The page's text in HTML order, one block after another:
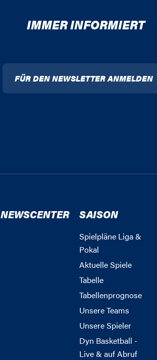
IMMER INFORMIERT
FÜR DEN NEWSLETTER ANMELDEN
NEWSCENTER SAISON
Spielpläne Liga &
Pokal
Aktuelle Spiele
Tabelle
Tabellenprognose
Unsere Teams
Unsere Spieler
Dyn Basketball -
Live & auf Abruf